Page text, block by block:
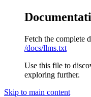
Fetch the complete
/docs/llms.txt
Use this file to
exploring further.
Skip to main content